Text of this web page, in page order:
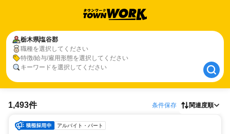
栃木県塩谷郡
職種を選択してください
特徴/給与/雇用形態を選択してください
キーワードを選択してください
栃木県塩谷郡
職種、特徴、キーワードを選択してください
1,493件 条件保存 関連度順
アルバイト・パート